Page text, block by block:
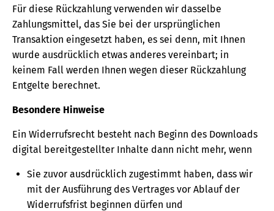
Für diese Rückzahlung verwenden wir dasselbe
Zahlungsmittel, das Sie bei der ursprünglichen
Transaktion eingesetzt haben, es sei denn, mit Ihnen
wurde ausdrücklich etwas anderes vereinbart; in
keinem Fall werden Ihnen wegen dieser Rückzahlung
Entgelte berechnet.
Besondere Hinweise
Ein Widerrufsrecht besteht nach Beginn des Downloads
digital bereitgestellter Inhalte dann nicht mehr, wenn
Sie zuvor ausdrücklich zugestimmt haben, dass wir
mit der Ausführung des Vertrages vor Ablauf der
Widerrufsfrist beginnen dürfen und